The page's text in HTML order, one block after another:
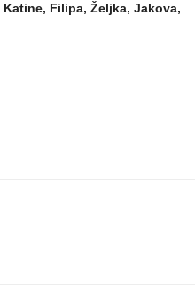
Katine, Filipa, Željka, Jakova,